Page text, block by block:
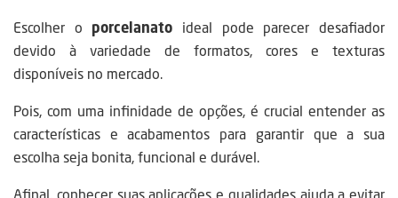
Escolher o porcelanato ideal pode parecer desafiador
devido à variedade de formatos, cores e texturas
disponíveis no mercado.
Pois, com uma infinidade de opções, é crucial entender as
características e acabamentos para garantir que a sua
escolha seja bonita, funcional e durável.